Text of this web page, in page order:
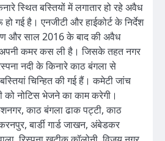
स्थित बस्तियों में लगातार हो रहे अवैध
हो गई है। एनजीटी और हाईकोर्ट के निर्देश
और साल 2016 के बाद की अवैध
अपनी कमर कस ली है। जिसके तहत नगर
नदी के किनारे काठ बंगला से
चिन्हित की गई हैं। कमेटी जांच
को नोटिस भेजने का काम करेगी।
काठ बंगला ढाक पट्टी, काठ
बार्डी गार्ड जाखन, अंबेडकर